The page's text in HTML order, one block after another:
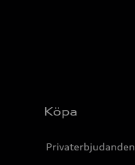
Köpa
Privaterbjudanden